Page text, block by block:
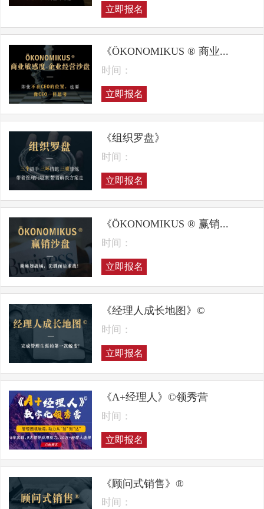
立即报名
《ÖKONOMIKUS ® 商业...
时间：
立即报名
《组织罗盘》
时间：
立即报名
《ÖKONOMIKUS ® 赢销...
时间：
立即报名
《经理人成长地图》©
时间：
立即报名
《A+经理人》©领秀营
时间：
立即报名
《顾问式销售》®
时间：